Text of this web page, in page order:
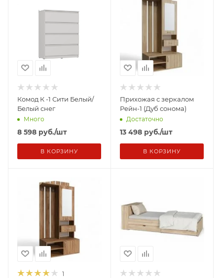
Комод К -1 Сити Белый/
Белый снег
Много
8 598 руб./шт
В КОРЗИНУ
Прихожая с зеркалом
Рейн-1 (Дуб сонома)
Достаточно
13 498 руб./шт
В КОРЗИНУ
1